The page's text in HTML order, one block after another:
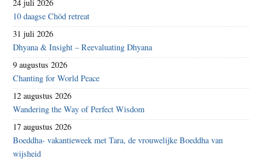
24 juli 2026
10 daagse Chöd retreat
31 juli 2026
Dhyana & Insight – Reevaluating Dhyana
9 augustus 2026
Chanting for World Peace
12 augustus 2026
Wandering the Way of Perfect Wisdom
17 augustus 2026
Boeddha- vakantieweek met Tara, de vrouwelijke Boeddha van
wijsheid